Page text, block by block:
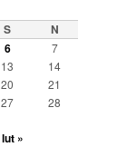
S
N
6
7
13
14
20
21
27
28
lut »